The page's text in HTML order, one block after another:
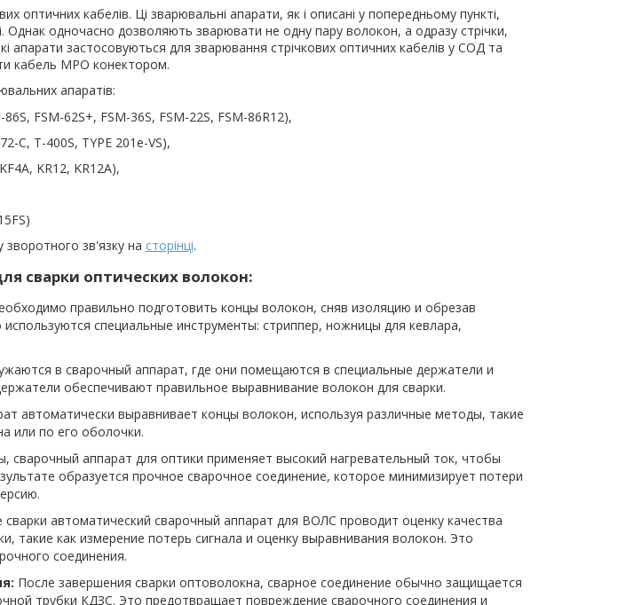
оптичних кабелів. Ці зварювальні апарати, як і описані у попередньому пункті,
Однак одночасно дозволяють зварювати не одну пару волокон, а одразу стрічки,
застосовуються для зварювання стрічкових оптичних кабелів у СОД та
кабель MPO конектором.
апаратів:
FSM-62S+, FSM-36S, FSM-22S, FSM-86R12),
C, T-400S, TYPE 201e-VS),
KR12, KR12A),
зв'язку на сторінці.
сварки оптических волокон:
правильно подготовить концы волокон, сняв изоляцию и обрезав
специальные инструменты: стриппер, ножницы для кевлара,
в сварочный аппарат, где они помещаются в специальные держатели и
обеспечивают правильное выравнивание волокон для сварки.
автоматически выравнивает концы волокон, используя различные методы, такие
или по его оболочки.
сварочный аппарат для оптики применяет высокий нагревательный ток, чтобы
образуется прочное сварочное соединение, которое минимизирует потери
сварки автоматический сварочный аппарат для ВОЛС проводит оценку качества
такие как измерение потерь сигнала и оценку выравнивания волокон. Это
соединения.
После завершения сварки оптоволокна, сварное соединение обычно защищается
трубки КДЗС. Это предотвращает повреждение сварочного соединения и